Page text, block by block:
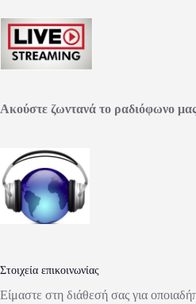
Ακούστε ζωντανά το ραδιόφωνο
Στοιχεία επικοινωνίας
Είμαστε στη διάθεσή σας για